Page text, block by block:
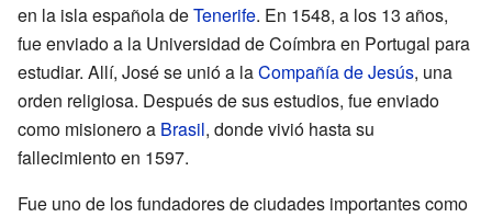
en la isla española deTenerife. En 1548, a los 13 años,
fue enviado a la Universidad de Coímbra en Portugal para
estudiar. Allí, José se unió a laCompañía de Jesús, una
orden religiosa. Después de sus estudios, fue enviado
como misionero a Brasil, donde vivió hasta su
fallecimiento en 1597.
Fue uno de los fundadores de ciudades importantes como